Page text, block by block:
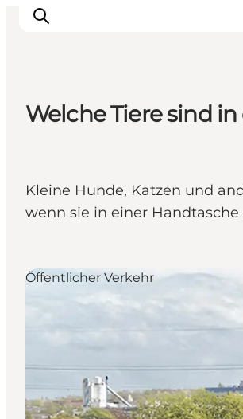
Erlebnisse
Unterkünfte
Welche Tiere sind
Kleine Hunde, Katzen und
wenn sie in einer
Öffentlicher Verkehr